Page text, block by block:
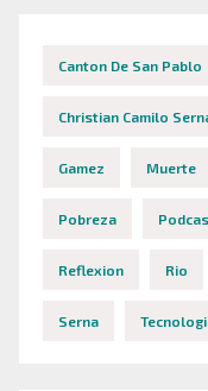
Canton De San Pablo
Christian Camilo
Gamez Muerte
Pobreza
Reflexion Rio
Serna